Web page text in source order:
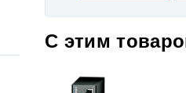
С этим